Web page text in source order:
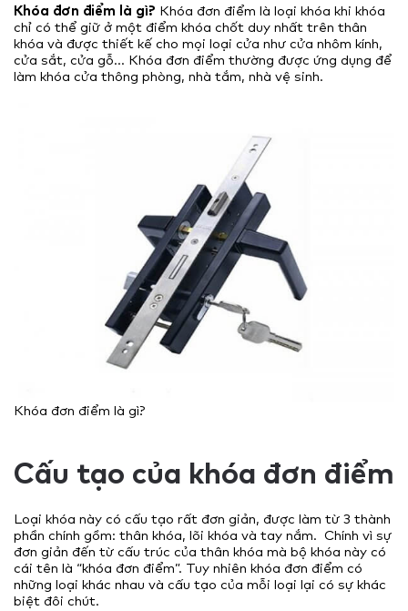
Khóa đơn điểm là gì? Khóa đơn điểm là loại khóa khi khóa
chỉ có thể giữ ở một điểm khóa chốt duy nhất trên thân
khóa và được thiết kế cho mọi loại cửa như cửa nhôm kính,
cửa sắt, cửa gỗ… Khóa đơn điểm thường được ứng dụng để
làm khóa cửa thông phòng, nhà tắm, nhà vệ sinh.
Khóa đơn điểm là gì?
Cấu tạo của khóa đơn điểm
Loại khóa này có cấu tạo rất đơn giản, được làm từ 3 thành
phần chính gồm: thân khóa, lõi khóa và tay nắm. Chính vì sự
đơn giản đến từ cấu trúc của thân khóa mà bộ khóa này có
cái tên là “khóa đơn điểm”. Tuy nhiên khóa đơn điểm có
những loại khác nhau và cấu tạo của mỗi loại lại có sự khác
biệt đôi chút.